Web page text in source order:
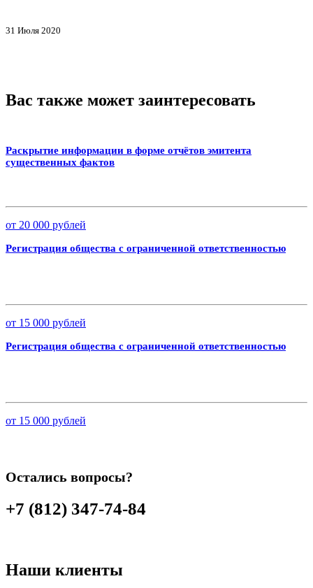
31 Июля 2020
Вас также может заинтересовать
Раскрытие информации в форме отчётов эмитента
существенных фактов
от 20 000 рублей
Регистрация общества с ограниченной ответственностью
от 15 000 рублей
Регистрация общества с ограниченной ответственностью
от 15 000 рублей
Остались вопросы?
+7 (812) 347-74-84
Наши клиенты